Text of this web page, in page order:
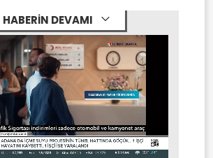
HABERİN DEVAMI
Stream